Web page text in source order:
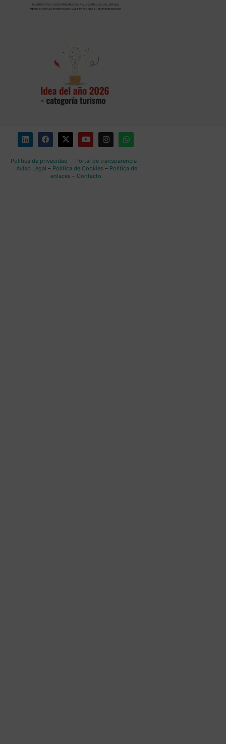
Política de privacidad – Portal de transparencia–
Aviso Legal – Política de Cookies – Política de
enlaces – Contacto